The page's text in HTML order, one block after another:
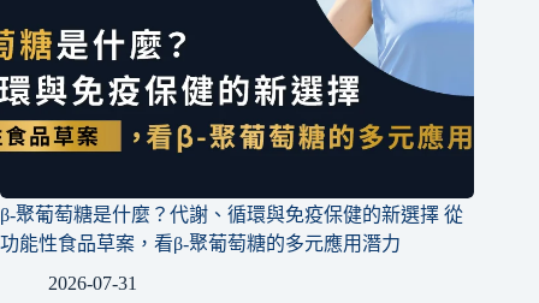
β-聚葡萄糖是什麼？代謝、循環與免疫保健的新選擇 從
功能性食品草案，看β-聚葡萄糖的多元應用潛力
2026-07-31